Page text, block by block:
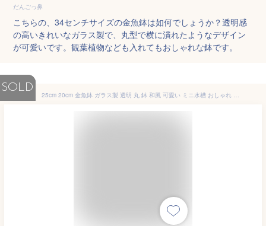
だんごっ鼻
こちらの、34センチサイズの金魚鉢は如何でしょうか？透明感
の高いきれいなガラス製で、丸型で横に潰れたようなデザイン
が可愛いです。観葉植物なども入れてもおしゃれな鉢です。
SOLD
25cm 20cm 金魚鉢 ガラス製 透明 丸 鉢 和風 可愛い ミニ水槽 おしゃれ 多機能 観葉植物を入れて 万能ガラス容器 大容量 金魚 ベタ メダカ アカヒレなど 砂あび 砂場 砂あそび